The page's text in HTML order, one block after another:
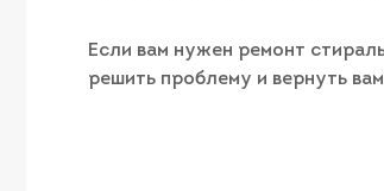
Если вам нужен ремонт
решить проблему и вернуть